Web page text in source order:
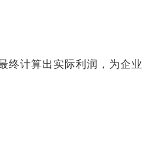
计算出实际利润，为企业